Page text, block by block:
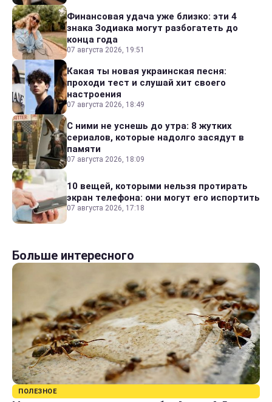
Финансовая удача уже близко: эти 4
знака Зодиака могут разбогатеть до
конца года
07 августа 2026, 19:51
Какая ты новая украинская песня:
проходи тест и слушай хит своего
настроения
07 августа 2026, 18:49
С ними не уснешь до утра: 8 жутких
сериалов, которые надолго засядут в
памяти
07 августа 2026, 18:09
10 вещей, которыми нельзя протирать
экран телефона: они могут его испортить
07 августа 2026, 17:18
Больше интересного
ПОЛЕЗНОЕ